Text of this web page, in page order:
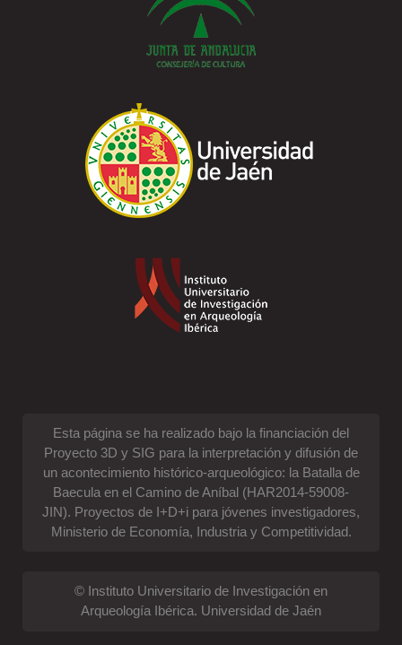
Esta página se ha realizado bajo la financiación del
Proyecto 3D y SIG para la interpretación y difusión de
un acontecimiento histórico-arqueológico: la Batalla de
Baecula en el Camino de Aníbal (HAR2014-59008-
JIN). Proyectos de I+D+i para jóvenes investigadores,
Ministerio de Economía, Industria y Competitividad.
© Instituto Universitario de Investigación en
Arqueología Ibérica. Universidad de Jaén